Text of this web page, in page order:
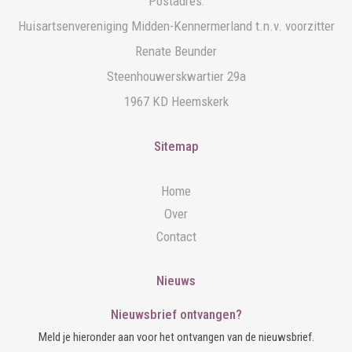
Huisartsenvereniging Midden-Kennermerland t.n.v. voorzitter
Renate Beunder
Steenhouwerskwartier 29a
1967 KD Heemskerk
Sitemap
Home
Over
Contact
Nieuws
Nieuwsbrief ontvangen?
Meld je hieronder aan voor het ontvangen van de nieuwsbrief.